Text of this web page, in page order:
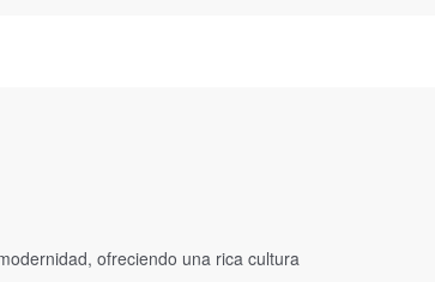
ofreciendo una rica cultura